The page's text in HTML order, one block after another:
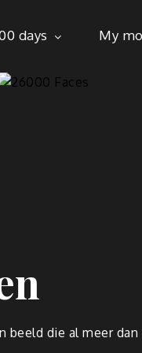
days My
die al meer